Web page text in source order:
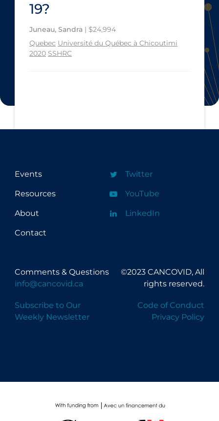
19?
Juneau, Sandra | $24,994
Quebec Université du Québec à Chicoutimi
2020 SSHRC
Events
Resources
About
Contact
Twitter
YouTube
LinkedIn
Comments & Questions
info@cancovid.ca
Subscribe to Our
Weekly Newsletter
©2023 CANCOVID, All
rights reserved.
Code of Conduct
Privacy Policy